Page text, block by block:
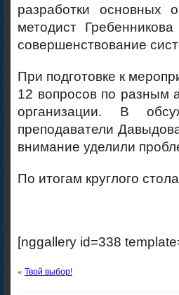
разработки основных
методист
совершенствование
При подготовке к
12 вопросов по разным
организации. В
преподаватели
внимание уделили
По итогам круглого
[nggallery id=338
« Твой выбор!